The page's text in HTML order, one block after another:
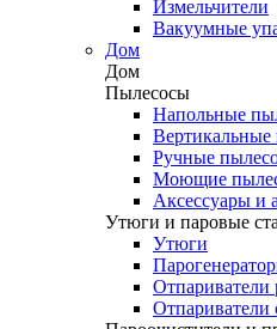
Измельчители
Вакуумные
Дом
Дом
Пылесосы
Напольные
Ручные
Моющие
Аксессуары и
Утюги и паровые
Утюги
Отпариватели
Отпариватели